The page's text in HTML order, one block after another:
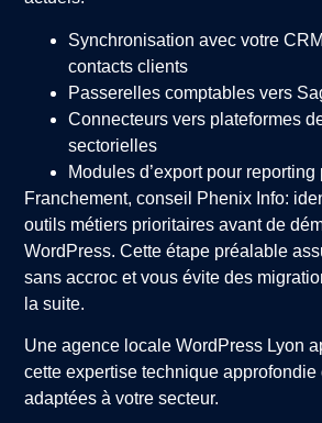
Synchronisation avec votre
contacts clients
Passerelles comptables vers
Connecteurs vers plateformes
sectorielles
Modules d’export pour
Franchement, conseil Phenix Info:
outils métiers prioritaires avant de
WordPress. Cette étape préalable
sans accroc et vous évite des
la suite.
Une agence locale WordPress Lyon
cette expertise technique
adaptées à votre secteur.